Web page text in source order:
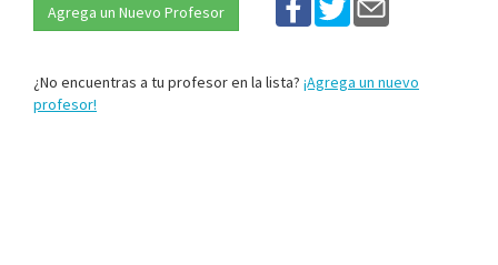
Agrega un Nuevo Profesor
¿No encuentras a tu profesor en la lista? ¡Agrega un nuevo
profesor!